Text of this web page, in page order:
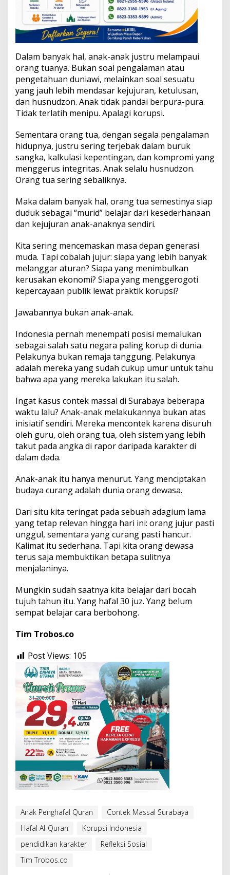
Dalam banyak hal, anak-anak justru melampaui
orang tuanya. Bukan soal pengalaman atau
pengetahuan duniawi, melainkan soal sesuatu
yang jauh lebih mendasar kejujuran, ketulusan,
dan husnudzon. Anak tidak pandai berpura-pura.
Tidak terlatih menipu. Apalagi korupsi.
Sementara orang tua, dengan segala pengalaman
hidupnya, justru sering terjebak dalam buruk
sangka, kalkulasi kepentingan, dan kompromi yang
menggerus integritas. Anak selalu husnudzon.
Orang tua sering sebaliknya.
Maka dalam banyak hal, orang tua semestinya siap
duduk sebagai “murid” belajar dari kesederhanaan
dan kejujuran anak-anaknya sendiri.
Kita sering mencemaskan masa depan generasi
muda. Tapi cobalah jujur: siapa yang lebih banyak
melanggar aturan? Siapa yang menimbulkan
kerusakan ekonomi? Siapa yang menggerogoti
kepercayaan publik lewat praktik korupsi?
Jawabannya bukan anak-anak.
Indonesia pernah menempati posisi memalukan
sebagai salah satu negara paling korup di dunia.
Pelakunya bukan remaja tanggung. Pelakunya
adalah mereka yang sudah cukup umur untuk tahu
bahwa apa yang mereka lakukan itu salah.
Ingat kasus contek massal di Surabaya beberapa
waktu lalu? Anak-anak melakukannya bukan atas
inisiatif sendiri. Mereka mencontek karena disuruh
oleh guru, oleh orang tua, oleh sistem yang lebih
takut pada angka di rapor daripada karakter di
dalam dada.
Anak-anak itu hanya menurut. Yang menciptakan
budaya curang adalah dunia orang dewasa.
Dari situ kita teringat pada sebuah adagium lama
yang tetap relevan hingga hari ini: orang jujur pasti
unggul, sementara yang curang pasti hancur.
Kalimat itu sederhana. Tapi kita orang dewasa
terus saja membuktikan betapa sulitnya
menjalaninya.
Mungkin sudah saatnya kita belajar dari bocah
tujuh tahun itu. Yang hafal 30 juz. Yang belum
sempat belajar cara berbohong.
Tim Trobos.co
Post Views: 105
Anak Penghafal Quran
Contek Massal Surabaya
Hafal Al-Quran
Korupsi Indonesia
pendidikan karakter
Refleksi Sosial
Tim Trobos.co